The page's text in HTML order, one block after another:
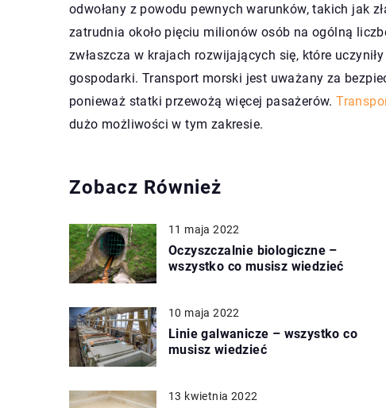
odwołany z powodu pewnych warunków, takich jak
zatrudnia około pięciu milionów osób na ogólną
zwłaszcza w krajach rozwijających się, które
gospodarki. Transport morski jest uważany za
ponieważ statki przewożą więcej pasażerów.
dużo możliwości w tym zakresie.
Zobacz Również
11 maja 2022
Oczyszczalnie biologiczne –
wszystko co musisz wiedzieć
10 maja 2022
Linie galwanicze – wszystko co
musisz wiedzieć
13 kwietnia 2022